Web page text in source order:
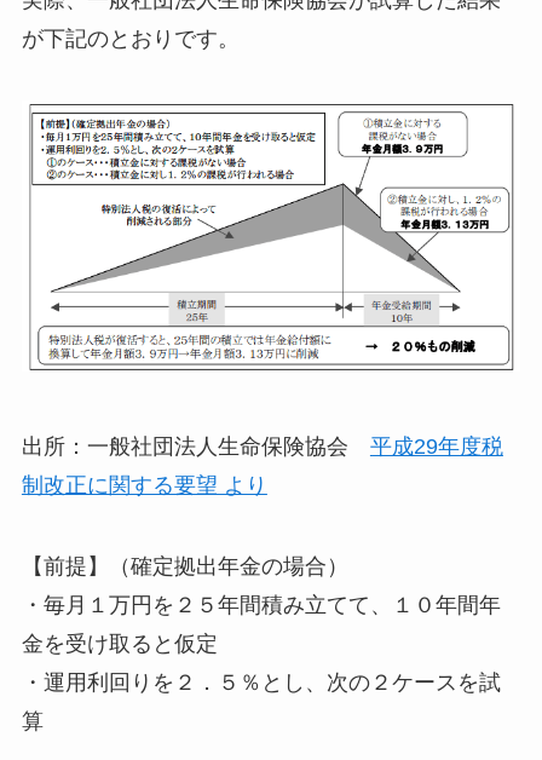
が下記のとおりです。
出所：一般社団法人生命保険協会 平成29年度税
制改正に関する要望 より
【前提】（確定拠出年金の場合）
・毎月１万円を２５年間積み立てて、１０年間年
金を受け取ると仮定
・運用利回りを２．５％とし、次の２ケースを試
算